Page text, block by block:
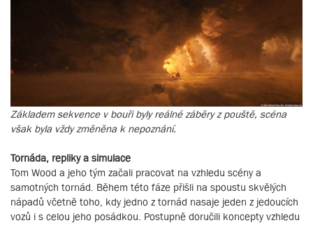
Základem sekvence v bouři byly reálné záběry z pouště, scéna
však byla vždy změněna k nepoznání.
Tornáda, repliky a simulace
Tom Wood a jeho tým začali pracovat na vzhledu scény a
samotných tornád. Během této fáze přišli na spoustu skvělých
nápadů včetně toho, kdy jedno z tornád nasaje jeden z jedoucích
vozů i s celou jeho posádkou. Postupně doručili koncepty vzhledu